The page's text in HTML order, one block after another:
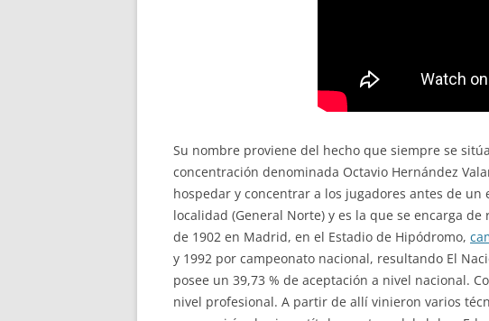
Su nombre proviene del hecho que siempre se
concentración denominada Octavio Hernández
hospedar y concentrar a los jugadores antes de
localidad (General Norte) y es la que se encarga
de 1902 en Madrid, en el Estadio de Hipódromo,
y 1992 por campeonato nacional, resultando El
posee un 39,73 % de aceptación a nivel nacional.
nivel profesional. A partir de allí vinieron varios